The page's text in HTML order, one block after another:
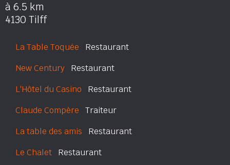
à 6.5 km
4130 Tilff
La Table Toquée Restaurant
New Century Restaurant
L'Hôtel du Casino Restaurant
Claude Compère Traiteur
La table des amis Restaurant
Le Chalet Restaurant